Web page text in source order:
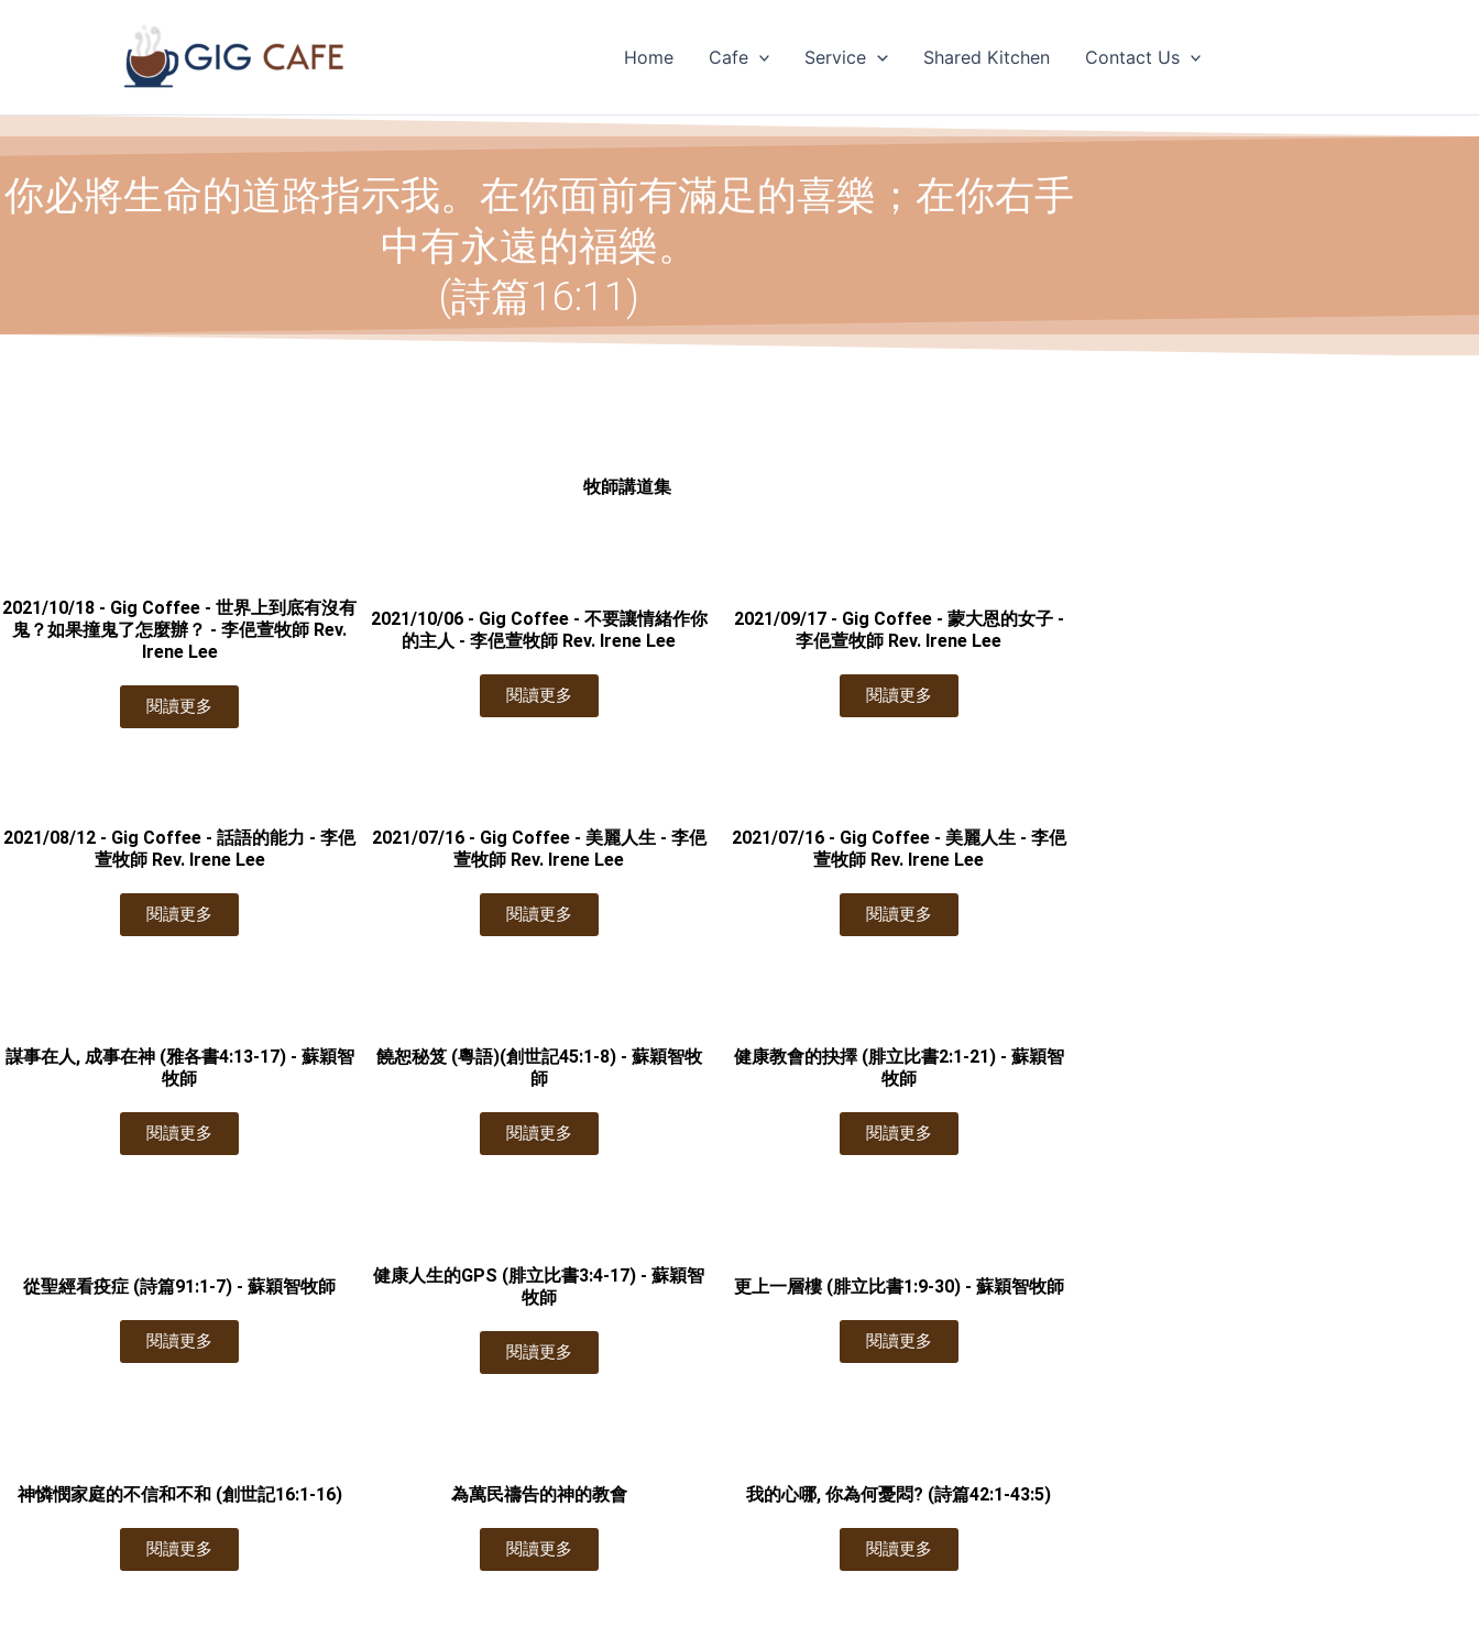
Home Cafe Service Shared Kitchen Contact Us
你必將生命的道路指示我。在你面前有滿足的喜樂；在你右手
中有永遠的福樂。
(詩篇16:11)
牧師講道集
2021/10/18 - Gig Coffee - 世界上到底有沒有
鬼？如果撞鬼了怎麼辦？ - 李俋萱牧師 Rev.
Irene Lee
閱讀更多
2021/10/06 - Gig Coffee - 不要讓情緒作你
的主人 - 李俋萱牧師 Rev. Irene Lee
閱讀更多
2021/09/17 - Gig Coffee - 蒙大恩的女子 -
李俋萱牧師 Rev. Irene Lee
閱讀更多
2021/08/12 - Gig Coffee - 話語的能力 - 李俋
萱牧師 Rev. Irene Lee
閱讀更多
2021/07/16 - Gig Coffee - 美麗人生 - 李俋
萱牧師 Rev. Irene Lee
閱讀更多
2021/07/16 - Gig Coffee - 美麗人生 - 李俋
萱牧師 Rev. Irene Lee
閱讀更多
謀事在人, 成事在神 (雅各書4:13-17) - 蘇穎智
牧師
閱讀更多
饒恕秘笈 (粵語)(創世記45:1-8) - 蘇穎智牧
師
閱讀更多
健康教會的抉擇 (腓立比書2:1-21) - 蘇穎智
牧師
閱讀更多
從聖經看疫症 (詩篇91:1-7) - 蘇穎智牧師
閱讀更多
健康人生的GPS (腓立比書3:4-17) - 蘇穎智
牧師
閱讀更多
更上一層樓 (腓立比書1:9-30) - 蘇穎智牧師
閱讀更多
神憐憫家庭的不信和不和 (創世記16:1-16)
閱讀更多
為萬民禱告的神的教會
閱讀更多
我的心哪, 你為何憂悶? (詩篇42:1-43:5)
閱讀更多